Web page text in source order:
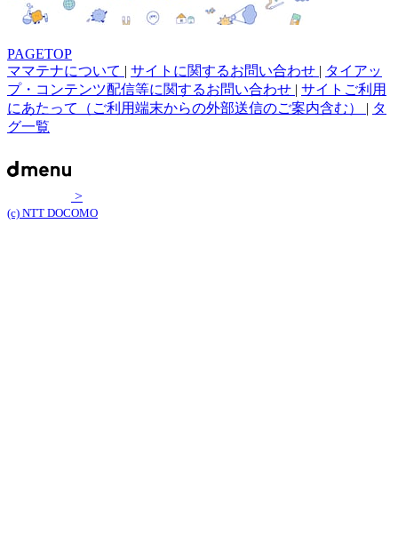
PAGETOP
ママテナについて | サイトに関するお問い合わせ | タイアッ
プ・コンテンツ配信等に関するお問い合わせ | サイトご利用
にあたって（ご利用端末からの外部送信のご案内含む） | タ
グ一覧
>
(c) NTT DOCOMO